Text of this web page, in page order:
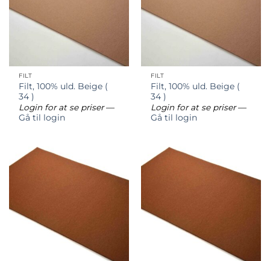
FILT
Filt, 100% uld. Beige (
34 )
Login for at se priser—
Gå til login
FILT
Filt, 100% uld. Beige (
34 )
Login for at se priser—
Gå til login